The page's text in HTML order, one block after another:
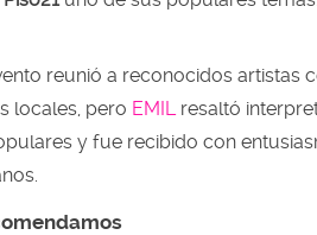
reunió a reconocidos artistas
locales, pero EMIL resaltó
y fue recibido con